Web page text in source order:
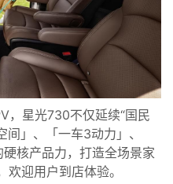
，星光730不仅延续“国民
」、「一车3动力」、
硬核产品力，打造全场景家
迎用户到店体验。